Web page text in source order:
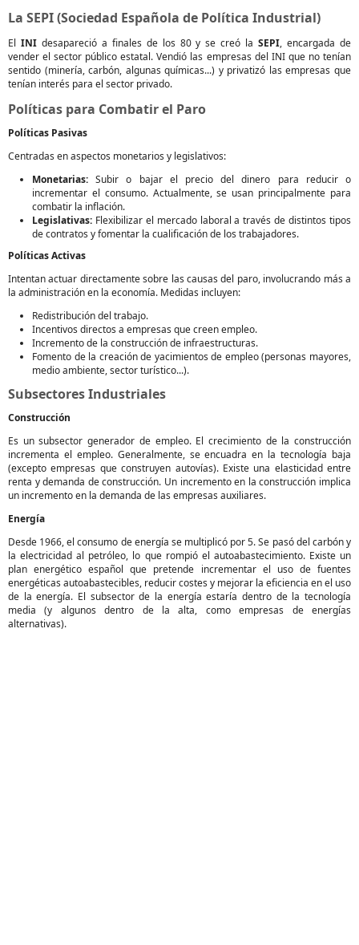
La SEPI (Sociedad Española de Política Industrial)
El INIdesapareció a finales de los 80 y se creó laSEPI, encargada de
vender el sector público estatal. Vendió las empresas del INI que no tenían
sentido (minería, carbón, algunas químicas...) y privatizó las empresas que
tenían interés para el sector privado.
Políticas para Combatir el Paro
Políticas Pasivas
Centradas en aspectos monetarios y legislativos:
Monetarias: Subir o bajar el precio del dinero para reducir o
incrementar el consumo. Actualmente, se usan principalmente para
combatir la inflación.
Legislativas: Flexibilizar el mercado laboral a través de distintos tipos
de contratos y fomentar la cualificación de los trabajadores.
Políticas Activas
Intentan actuar directamente sobre las causas del paro, involucrando más a
la administración en la economía. Medidas incluyen:
Redistribución del trabajo.
Incentivos directos a empresas que creen empleo.
Incremento de la construcción de infraestructuras.
Fomento de la creación de yacimientos de empleo (personas mayores,
medio ambiente, sector turístico...).
Subsectores Industriales
Construcción
Es un subsector generador de empleo. El crecimiento de la construcción
incrementa el empleo. Generalmente, se encuadra en la tecnología baja
(excepto empresas que construyen autovías). Existe una elasticidad entre
renta y demanda de construcción. Un incremento en la construcción implica
un incremento en la demanda de las empresas auxiliares.
Energía
Desde 1966, el consumo de energía se multiplicó por 5. Se pasó del carbón y
la electricidad al petróleo, lo que rompió el autoabastecimiento. Existe un
plan energético español que pretende incrementar el uso de fuentes
energéticas autoabastecibles, reducir costes y mejorar la eficiencia en el uso
de la energía. El subsector de la energía estaría dentro de la tecnología
media (y algunos dentro de la alta, como empresas de energías
alternativas).